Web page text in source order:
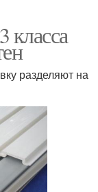
класса
разделяют на